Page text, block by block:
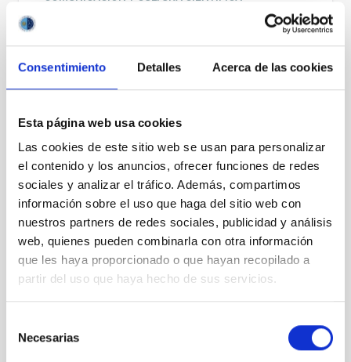
Consentimiento Detalles Acerca de las cookies
Esta página web usa cookies
Las cookies de este sitio web se usan para personalizar
el contenido y los anuncios, ofrecer funciones de redes
sociales y analizar el tráfico. Además, compartimos
información sobre el uso que haga del sitio web con
nuestros partners de redes sociales, publicidad y análisis
web, quienes pueden combinarla con otra información
que les haya proporcionado o que hayan recopilado a
partir del uso que haya hecho de sus servicios.
Necesarias
Raquel Conde Viera
COMUNICACIÓN Y CULTURA CIENTÍFICA
raquel.conde@iac.es
Silvia Granja González
Titulado/a Superior
silvia.granja@iac.es